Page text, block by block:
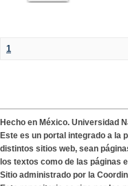
1
Hecho en México. Universidad
Este es un portal integrado a la
distintos sitios web, sean
los textos como de las
Sitio administrado por la